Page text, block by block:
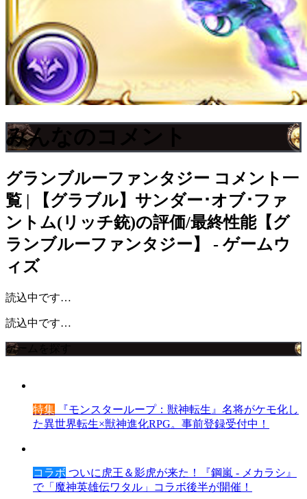
みんなのコメント
グランブルーファンタジー コメント一
覧 | 【グラブル】サンダー･オブ･ファ
ントム(リッチ銃)の評価/最終性能【グ
ランブルーファンタジー】 - ゲームウ
ィズ
読込中です…
読込中です…
ゲームを探す
特集 『モンスターループ：獣神転生』名将がケモ化し
た異世界転生×獣神進化RPG。事前登録受付中！
コラボ ついに虎王＆影虎が来た！『鋼嵐 - メカラシ』
で「魔神英雄伝ワタル」コラボ後半が開催！